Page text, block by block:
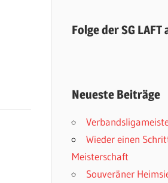
Folge der SG
Neueste Beiträge
Wieder einen
Meisterschaft
Souveräner